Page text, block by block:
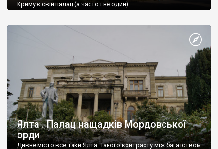
Криму є свій палац (а часто і не один).
Ялта . Палац нащадків Мордовської
орди
Дивне місто все таки Ялта. Такого контрасту між багатством